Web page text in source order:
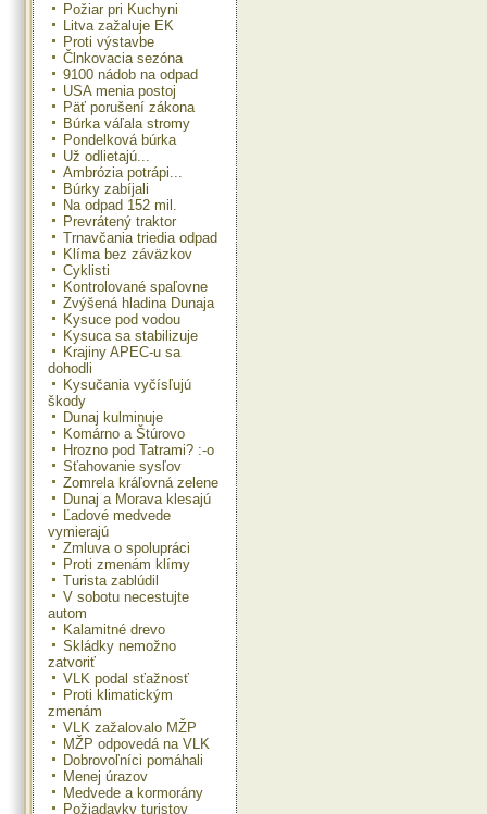
Požiar pri Kuchyni
Litva zažaluje EK
Proti výstavbe
Člnkovacia sezóna
9100 nádob na odpad
USA menia postoj
Päť porušení zákona
Búrka váľala stromy
Pondelková búrka
Už odlietajú...
Ambrózia potrápi...
Búrky zabíjali
Na odpad 152 mil.
Prevrátený traktor
Trnavčania triedia odpad
Klíma bez záväzkov
Cyklisti
Kontrolované spaľovne
Zvýšená hladina Dunaja
Kysuce pod vodou
Kysuca sa stabilizuje
Krajiny APEC-u sa
dohodli
Kysučania vyčísľujú
škody
Dunaj kulminuje
Komárno a Štúrovo
Hrozno pod Tatrami? :-o
Sťahovanie sysľov
Zomrela kráľovná zelene
Dunaj a Morava klesajú
Ľadové medvede
vymierajú
Zmluva o spolupráci
Proti zmenám klímy
Turista zablúdil
V sobotu necestujte
autom
Kalamitné drevo
Skládky nemožno
zatvoriť
VLK podal sťažnosť
Proti klimatickým
zmenám
VLK zažalovalo MŽP
MŽP odpovedá na VLK
Dobrovoľníci pomáhali
Menej úrazov
Medvede a kormorány
Požiadavky turistov